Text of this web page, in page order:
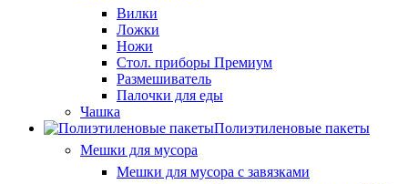
Вилки
Ложки
Ножи
Стол. приборы Премиум
Размешиватель
Палочки для еды
Чашка
Полиэтиленовые пакеты
Мешки для мусора
Мешки для мусора с завязками